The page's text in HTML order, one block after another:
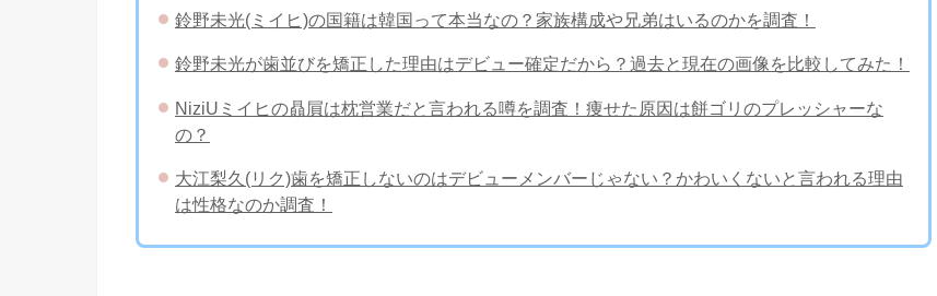
鈴野未光(ミイヒ)の国籍は韓国って本当なの？家族構成や兄弟はいるのかを調査！
鈴野未光が歯並びを矯正した理由はデビュー確定だから？過去と現在の画像を比較してみた！
NiziUミイヒの贔屓は枕営業だと言われる噂を調査！痩せた原因は餅ゴリのプレッシャーな
の？
大江梨久(リク)歯を矯正しないのはデビューメンバーじゃない？かわいくないと言われる理由
は性格なのか調査！